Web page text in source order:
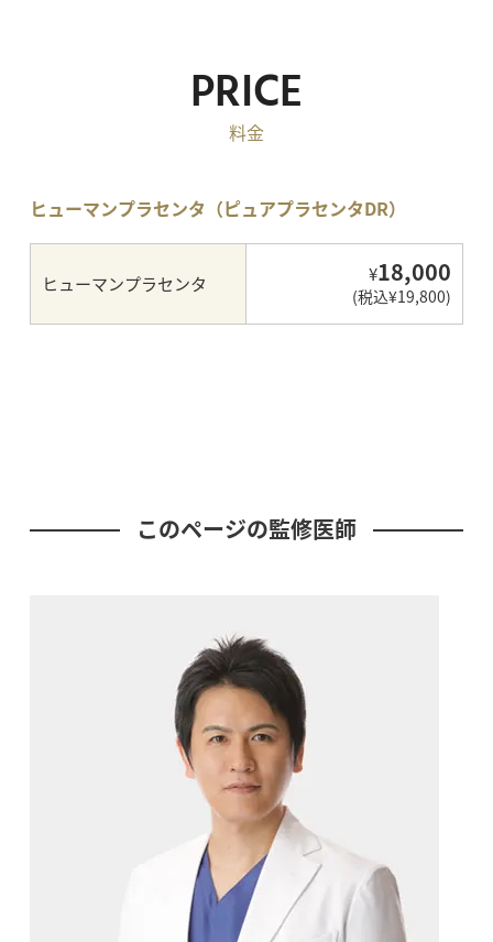
PRICE
料金
ヒューマンプラセンタ（ピュアプラセンタDR）
ヒューマンプラセンタ ¥18,000
(税込¥19,800)
このページの監修医師